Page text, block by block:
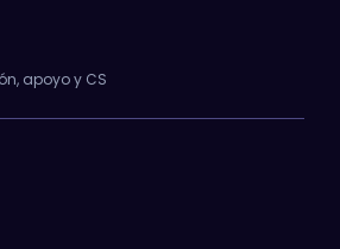
apoyo y CS